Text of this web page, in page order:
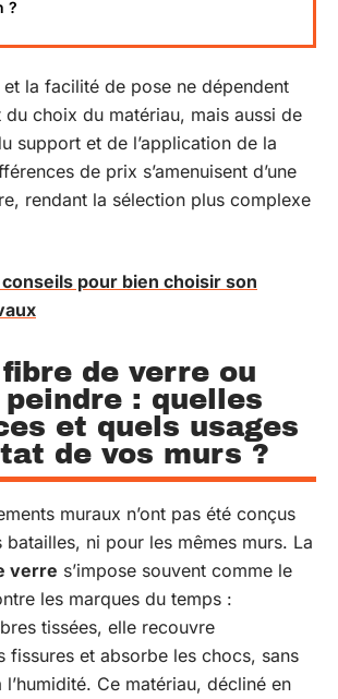
?
la facilité de pose ne dépendent
du choix du matériau, mais aussi de
support et de l’application de la
de prix s’amenuisent d’une
rendant la sélection plus complexe
pour bien choisir son
de verre ou
: quelles
et quels usages
de vos murs ?
muraux n’ont pas été conçus
batailles, ni pour les mêmes murs. La
verre s’impose souvent comme le
les marques du temps :
tissées, elle recouvre
fissures et absorbe les chocs, sans
Ce matériau, décliné en